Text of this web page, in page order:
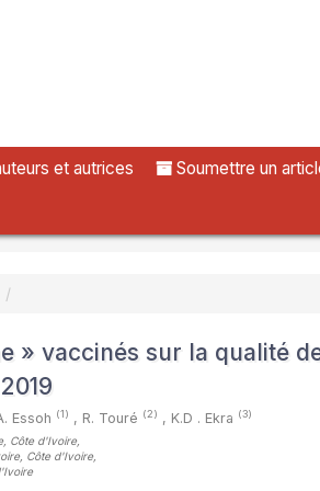
et autrices Soumettre un
» vaccinés sur la qualité
Essoh (1) , R. Touré (2) , K.D . Ekra (3)
Côte d'Ivoire,
Côte d'Ivoire,